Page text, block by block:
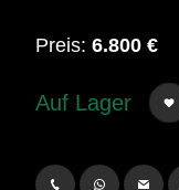
Preis: 6.800 €
Auf Lager